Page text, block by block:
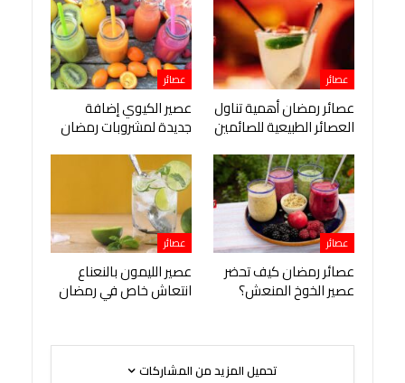
عصائر
عصائر رمضان أهمية تناول
العصائر الطبيعية للصائمين
عصائر
عصير الكيوي إضافة
جديدة لمشروبات رمضان
عصائر
عصائر رمضان كيف تحضر
عصير الخوخ المنعش؟
عصائر
عصير الليمون بالنعناع
انتعاش خاص في رمضان
تحميل المزيد من المشاركات